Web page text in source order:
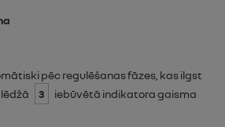
pēc regulēšanas fāzes, kas ilgst
3
iebūvētā indikatora gaisma